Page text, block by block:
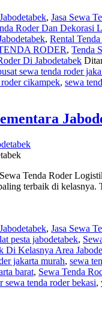
, Jasa Sewa
Roder Dan Dekorasi
, Rental
RODER, Tenda
Di Jabodetabek
sewa tenda roder
cikampek, sewa
Tenda Roder
terbaik di
, Jasa Sewa
pesta jabodetabek,
Di Kelasnya Area
jakarta murah, sewa
barat, Sewa Tenda
sewa tenda roder bekasi,